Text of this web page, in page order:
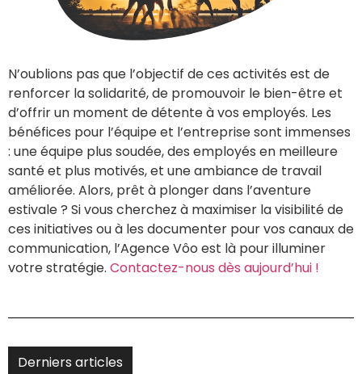
N’oublions pas que l’objectif de ces activités est de
renforcer la solidarité, de promouvoir le bien-être et
d’offrir un moment de détente à vos employés. Les
bénéfices pour l’équipe et l’entreprise sont immenses
: une équipe plus soudée, des employés en meilleure
santé et plus motivés, et une ambiance de travail
améliorée. Alors, prêt à plonger dans l’aventure
estivale ? Si vous cherchez à maximiser la visibilité de
ces initiatives ou à les documenter pour vos canaux de
communication, l’Agence Vôo est là pour illuminer
votre stratégie. Contactez-nous dès aujourd’hui !
Derniers articles